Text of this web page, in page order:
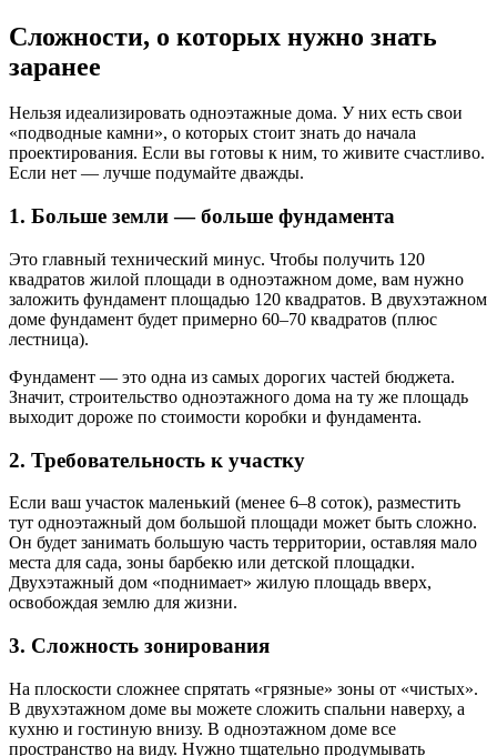
Сложности, о которых нужно знать
заранее
Нельзя идеализировать одноэтажные дома. У них есть свои
«подводные камни», о которых стоит знать до начала
проектирования. Если вы готовы к ним, то живите счастливо.
Если нет — лучше подумайте дважды.
1. Больше земли — больше фундамента
Это главный технический минус. Чтобы получить 120
квадратов жилой площади в одноэтажном доме, вам нужно
заложить фундамент площадью 120 квадратов. В двухэтажном
доме фундамент будет примерно 60–70 квадратов (плюс
лестница).
Фундамент — это одна из самых дорогих частей бюджета.
Значит, строительство одноэтажного дома на ту же площадь
выходит дороже по стоимости коробки и фундамента.
2. Требовательность к участку
Если ваш участок маленький (менее 6–8 соток), разместить
тут одноэтажный дом большой площади может быть сложно.
Он будет занимать большую часть территории, оставляя мало
места для сада, зоны барбекю или детской площадки.
Двухэтажный дом «поднимает» жилую площадь вверх,
освобождая землю для жизни.
3. Сложность зонирования
На плоскости сложнее спрятать «грязные» зоны от «чистых».
В двухэтажном доме вы можете сложить спальни наверху, а
кухню и гостиную внизу. В одноэтажном доме все
пространство на виду. Нужно тщательно продумывать